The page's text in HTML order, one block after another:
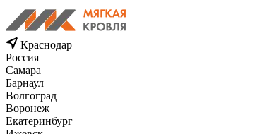
Краснодар
Россия
Самара
Барнаул
Волгоград
Воронеж
Екатеринбург